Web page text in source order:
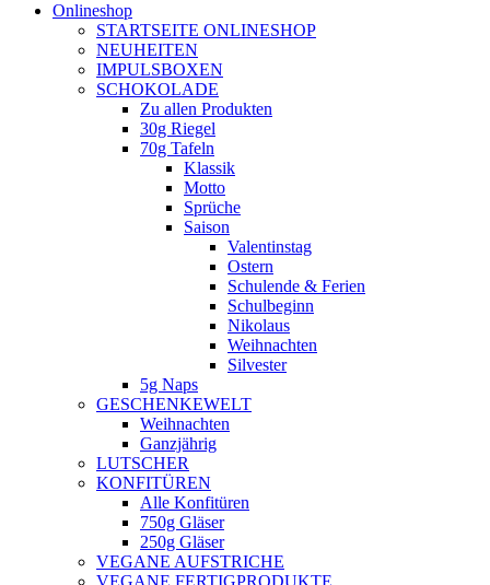
opensOnlineshop
STARTSEITE ONLINESHOP
NEUHEITEN
IMPULSBOXEN
SCHOKOLADE
Zu allen Produkten
30g Riegel
70g Tafeln
Klassik
Motto
Sprüche
Saison
Valentinstag
Ostern
Schulende & Ferien
Schulbeginn
Nikolaus
Weihnachten
Silvester
5g Naps
GESCHENKEWELT
Weihnachten
Ganzjährig
LUTSCHER
KONFITÜREN
Alle Konfitüren
750g Gläser
250g Gläser
VEGANE AUFSTRICHE
VEGANE FERTIGPRODUKTE